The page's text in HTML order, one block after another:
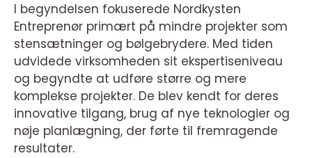
I begyndelsen fokuserede Nordkysten
Entreprenør primært på mindre projekter som
stensætninger og bølgebrydere. Med tiden
udvidede virksomheden sit ekspertiseniveau
og begyndte at udføre større og mere
komplekse projekter. De blev kendt for deres
innovative tilgang, brug af nye teknologier og
nøje planlægning, der førte til fremragende
resultater.